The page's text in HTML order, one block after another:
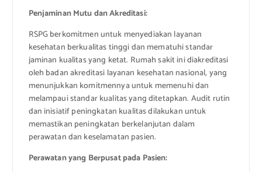
Penjaminan Mutu dan Akreditasi:
RSPG berkomitmen untuk menyediakan layanan
kesehatan berkualitas tinggi dan mematuhi standar
jaminan kualitas yang ketat. Rumah sakit ini diakreditasi
oleh badan akreditasi layanan kesehatan nasional, yang
menunjukkan komitmennya untuk memenuhi dan
melampaui standar kualitas yang ditetapkan. Audit rutin
dan inisiatif peningkatan kualitas dilakukan untuk
memastikan peningkatan berkelanjutan dalam
perawatan dan keselamatan pasien.
Perawatan yang Berpusat pada Pasien: